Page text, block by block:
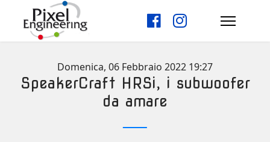
Domenica, 06 Febbraio 2022 19:27
SpeakerCraft HRSi, i subwoofer
da amare